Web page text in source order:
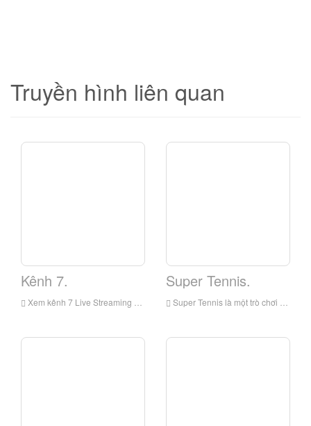
Truyền hình liên quan
Kênh 7.
Xem kênh 7 Live Streaming Online, Canal 7 Live Streaming, Canal 7 là một đài truyền hình ở Italia
Super Tennis.
Super Tennis là một trò chơi video tennis năm 1991 cho Super Nes. Nó được phát hành ở những điểm đầu tiên trong kệ siêu của Super Nintendo và sử dụng MODE 7